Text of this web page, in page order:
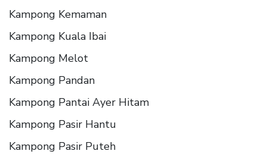
Kampong Kemaman
Kampong Kuala Ibai
Kampong Melot
Kampong Pandan
Kampong Pantai Ayer Hitam
Kampong Pasir Hantu
Kampong Pasir Puteh